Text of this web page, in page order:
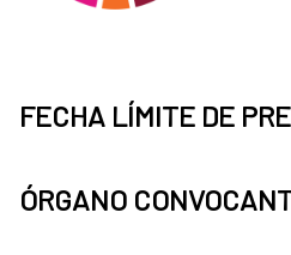
FECHA LÍMITE DE
ÓRGANO